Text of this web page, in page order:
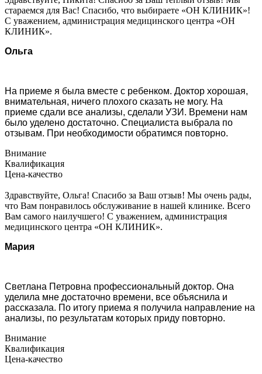
стараемся для Вас! Спасибо, что выбираете «ОН КЛИНИК»!
С уважением, администрация медицинского центра «ОН
КЛИНИК».
Ольга
На приеме я была вместе с ребенком. Доктор хорошая,
внимательная, ничего плохого сказать не могу. На
приеме сдали все анализы, сделали УЗИ. Времени нам
было уделено достаточно. Специалиста выбрала по
отзывам. При необходимости обратимся повторно.
Внимание
Квалификация
Цена-качество
Здравствуйте, Ольга! Спасибо за Ваш отзыв! Мы очень рады,
что Вам понравилось обслуживание в нашей клинике. Всего
Вам самого наилучшего! С уважением, администрация
медицинского центра «ОН КЛИНИК».
Мария
Светлана Петровна профессиональный доктор. Она
уделила мне достаточно времени, все объяснила и
рассказала. По итогу приема я получила направление на
анализы, по результатам которых приду повторно.
Внимание
Квалификация
Цена-качество